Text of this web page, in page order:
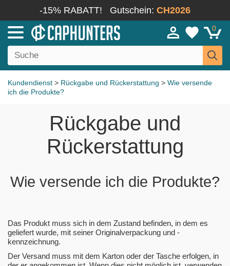
-15% RABATT! Gutschein: CH2026
0
Kundendienst > Rückgabe und Rückerstattung > Wie versende
ich die Produkte?
Rückgabe und
Rückerstattung
Wie versende ich die Produkte?
Das Produkt muss sich in dem Zustand befinden, in dem es
geliefert wurde, mit seiner Originalverpackung und -
kennzeichnung.
Der Versand muss mit dem Karton oder der Tasche erfolgen, in